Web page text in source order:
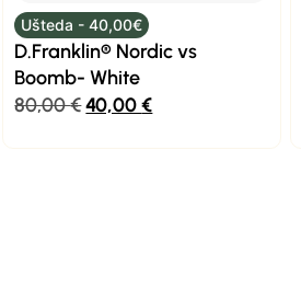
Ušteda - 40,00€
D.Franklin® Nordic vs
Boomb- White
80,00€40,00€